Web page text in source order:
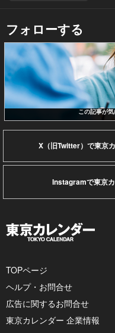
フォローする
この記事が
X（旧Twitter）で東京
Instagramで東京
TOPページ
ヘルプ・お問合せ
広告に関するお問合せ
東京カレンダー 企業情報